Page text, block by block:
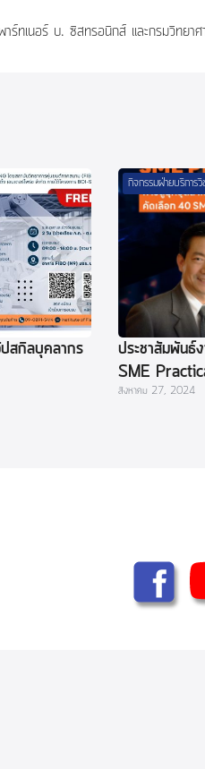
ร์ทเนอร์ บ. ซิสทรอนิกส์ และกรมวิทยา
สกิลบุคลากร
กิจกรรมฝ่ายบริการวิ
ประชาสัมพัน
SME
อย่างมั่นใจกับ
สิงหาคม 27, 2024